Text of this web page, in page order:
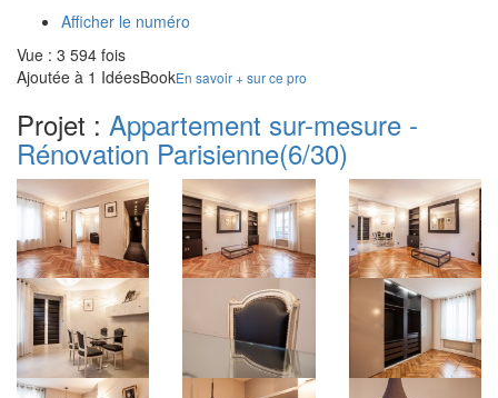
Afficher le numéro
Vue : 3 594 fois
Ajoutée à 1 IdéesBookEn savoir + sur ce pro
Projet : Appartement sur-mesure -
Rénovation Parisienne(6/30)